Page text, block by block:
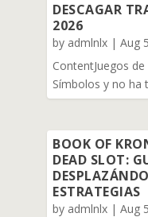
DESCAGAR
2026
by admlnlx |Aug
ContentJuegos
Símbolos y no ha
BOOK OF
DEAD SLOT:
ESTRATEGIAS
by admlnlx |Aug